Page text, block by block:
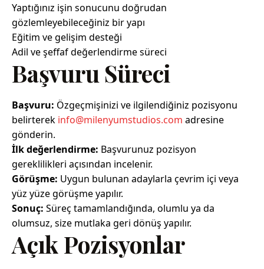
Yaptığınız işin sonucunu doğrudan
gözlemleyebileceğiniz bir yapı
Eğitim ve gelişim desteği
Adil ve şeffaf değerlendirme süreci
Başvuru Süreci
Başvuru: Özgeçmişinizi ve ilgilendiğiniz pozisyonu
belirterek info@milenyumstudios.com adresine
gönderin.
İlk değerlendirme: Başvurunuz pozisyon
gereklilikleri açısından incelenir.
Görüşme: Uygun bulunan adaylarla çevrim içi veya
yüz yüze görüşme yapılır.
Sonuç: Süreç tamamlandığında, olumlu ya da
olumsuz, size mutlaka geri dönüş yapılır.
Açık Pozisyonlar